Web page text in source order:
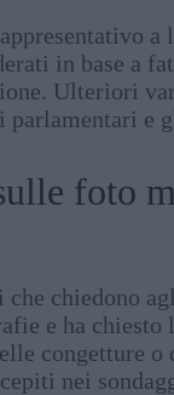
in base a
Ulteriori
e
foto
che chiedono
e ha
congetture
nei